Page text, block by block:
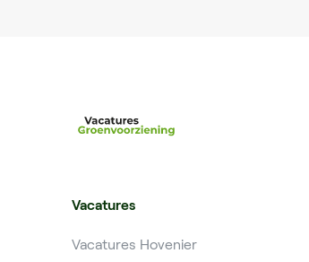
Vacatures
Vacatures Hovenier